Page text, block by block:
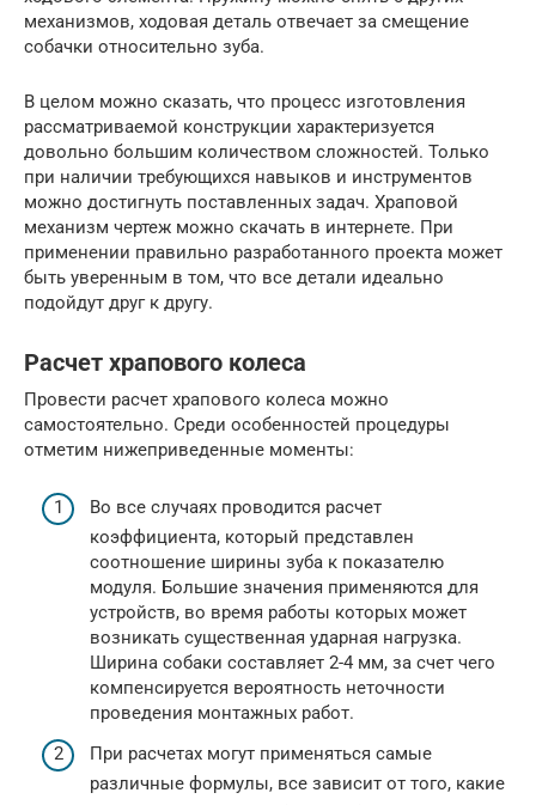
механизмов, ходовая деталь отвечает за смещение
собачки относительно зуба.
В целом можно сказать, что процесс изготовления
рассматриваемой конструкции характеризуется
довольно большим количеством сложностей. Только
при наличии требующихся навыков и инструментов
можно достигнуть поставленных задач. Храповой
механизм чертеж можно скачать в интернете. При
применении правильно разработанного проекта может
быть уверенным в том, что все детали идеально
подойдут друг к другу.
Расчет храпового колеса
Провести расчет храпового колеса можно
самостоятельно. Среди особенностей процедуры
отметим нижеприведенные моменты:
Во все случаях проводится расчет
коэффициента, который представлен
соотношение ширины зуба к показателю
модуля. Большие значения применяются для
устройств, во время работы которых может
возникать существенная ударная нагрузка.
Ширина собаки составляет 2-4 мм, за счет чего
компенсируется вероятность неточности
проведения монтажных работ.
При расчетах могут применяться самые
различные формулы, все зависит от того, какие